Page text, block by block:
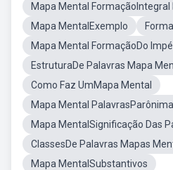
Mapa Mental FormaçãoIntegral
Mapa MentalExemplo
Mapa Mental FormaçãoDo
EstruturaDe Palavras Mapa
Como Faz UmMapa Mental
Mapa Mental
Mapa MentalSignificação Das
ClassesDe Palavras Mapas
Mapa MentalSubstantivos